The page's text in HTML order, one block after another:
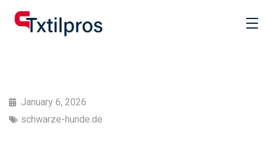
January 6, 2026
schwarze-hunde.de